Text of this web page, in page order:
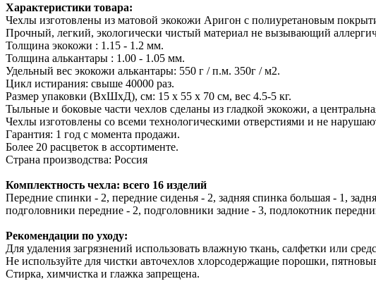
Характеристики товара:
Чехлы изготовлены из матовой экокожи Аригон с полиуретановым
Прочный, легкий, экологически чистый материал не вызывающий
Толщина экокожи : 1.15 - 1.2 мм.
Толщина алькантары : 1.00 - 1.05 мм.
Удельный вес экокожи алькантары: 550 г / п.м. 350г / м2.
Цикл истирания: свыше 40000 раз.
Размер упаковки (ВхШхД), см: 15 x 55 x 70 см, вес 4.5-5 кг.
Тыльные и боковые части чехлов сделаны из гладкой экокожи, а
Чехлы изготовлены со всеми технологическими отверстиями и не
Гарантия: 1 год с момента продажи.
Более 20 расцветок в ассортименте.
Страна производства: Россия
Комплектность чехла: всего 16 изделий
Передние спинки - 2, передние сиденья - 2, задняя спинка большая - 1,
подголовники передние - 2, подголовники задние - 3, подлокотник
Рекомендации по уходу:
Для удаления загрязнений использовать влажную ткань, салфетки или
Не используйте для чистки авточехлов хлорсодержащие порошки,
Стирка, химчистка и глажка запрещена.